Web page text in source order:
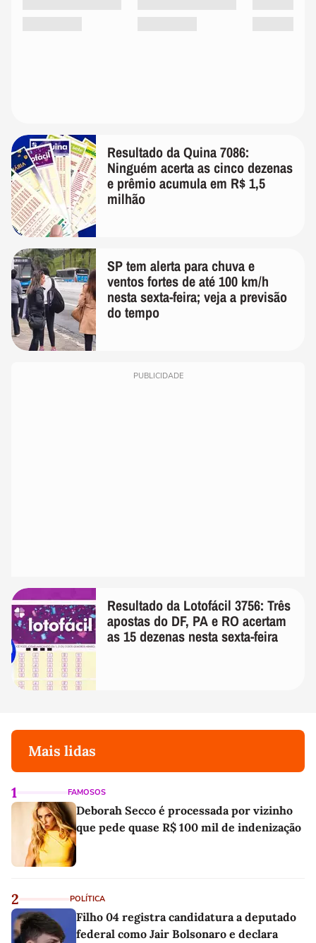
Resultado da Quina 7086:
Ninguém acerta as cinco dezenas
e prêmio acumula em R$ 1,5
milhão
SP tem alerta para chuva e
ventos fortes de até 100 km/h
nesta sexta-feira; veja a previsão
do tempo
PUBLICIDADE
Resultado da Lotofácil 3756: Três
apostas do DF, PA e RO acertam
as 15 dezenas nesta sexta-feira
Mais lidas
1 FAMOSOS
Deborah Secco é processada por vizinho
que pede quase R$ 100 mil de indenização
2 POLÍTICA
Filho 04 registra candidatura a deputado
federal como Jair Bolsonaro e declara